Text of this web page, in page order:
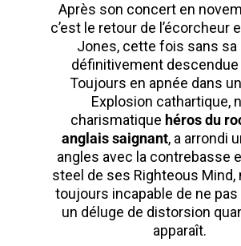
Après son concert en
c’est le retour de l’écorcheur
Jones, cette fois sans sa
définitivement descendue
Toujours en apnée dans
Explosion cathartique,
charismatique héros du
anglais saignant, a arrondi
angles avec la contrebasse
steel de ses Righteous Mind,
toujours incapable de ne pas
un déluge de distorsion
apparaît.